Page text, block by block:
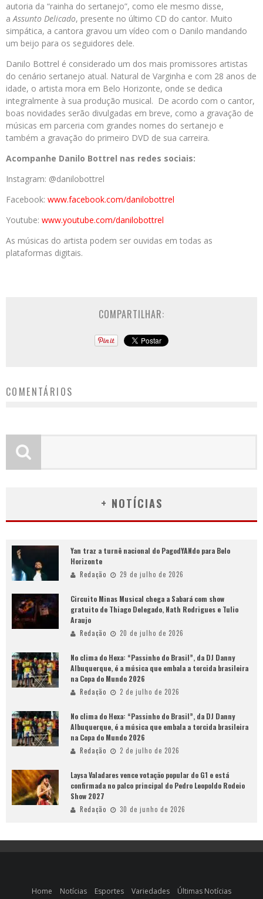
autoria da “rainha do sertanejo”, como ele mesmo disse,
aAssunto Delicado, presente no último CD do cantor. Muito
simpática, a cantora gravou um vídeo com o Danilo mandando
um beijo para os seguidores dele.
Danilo Bottrel é considerado um dos mais promissores artistas
do cenário sertanejo atual. Natural de Varginha e com 28 anos de
idade, o artista mora em Belo Horizonte, onde se dedica
integralmente à sua produção musical. De acordo com o cantor,
boas novidades serão divulgadas em breve, como a gravação de
músicas em parceria com grandes nomes do sertanejo e
também a gravação do primeiro DVD de sua carreira.
Acompanhe Danilo Bottrel nas redes sociais:
Instagram: @danilobottrel
Facebook: www.facebook.com/danilobottrel
Youtube: www.youtube.com/danilobottrel
As músicas do artista podem ser ouvidas em todas as
plataformas digitais.
COMPARTILHAR:
COMENTÁRIOS
+ NOTÍCIAS
Yan traz a turnê nacional do PagodYANdo para Belo
Horizonte
Redação 29 de julho de 2026
Circuito Minas Musical chega a Sabará com show
gratuito de Thiago Delegado, Nath Rodrigues e Tulio
Araujo
Redação 20 de julho de 2026
No clima do Hexa: “Passinho do Brasil”, da DJ Danny
Albuquerque, é a música que embala a torcida brasileira
na Copa do Mundo 2026
Redação 2 de julho de 2026
No clima do Hexa: “Passinho do Brasil”, da DJ Danny
Albuquerque, é a música que embala a torcida brasileira
na Copa do Mundo 2026
Redação 2 de julho de 2026
Laysa Valadares vence votação popular do G1 e está
confirmada no palco principal do Pedro Leopoldo Rodeio
Show 2027
Redação 30 de junho de 2026
Home Notícias Esportes Variedades Últimas Notícias